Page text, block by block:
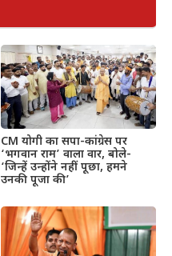
CM योगी का सपा-कांग्रेस पर
‘भगवान राम’ वाला वार, बोले-
‘जिन्हें उन्होंने नहीं पूछा, हमने
उनकी पूजा की’